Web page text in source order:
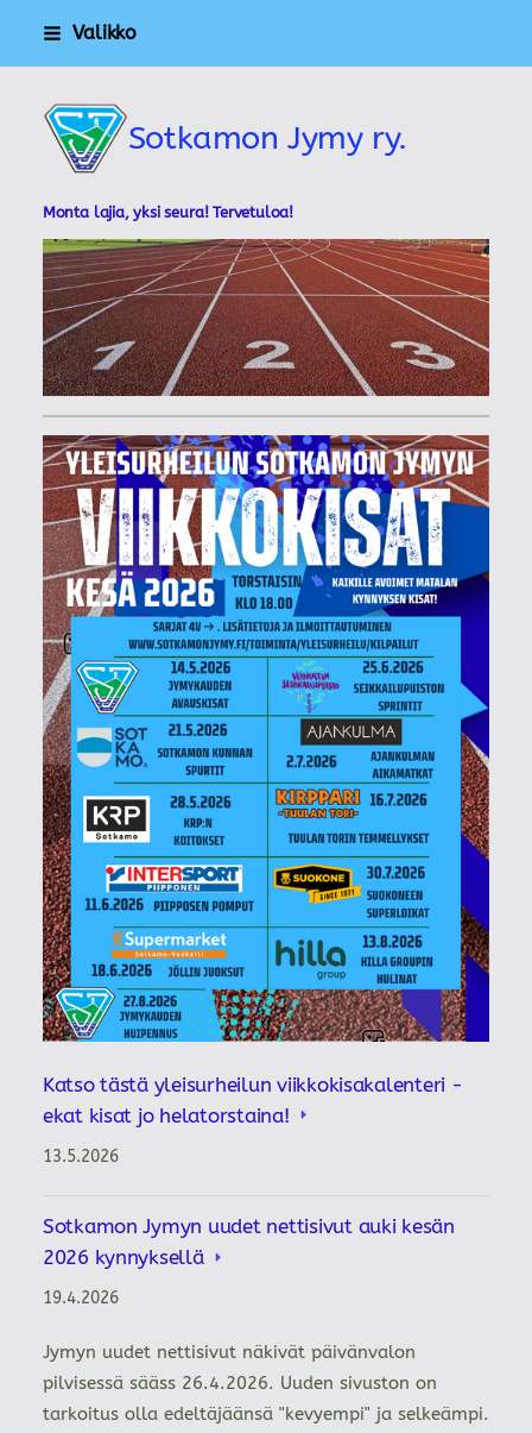
Siirry
Valikko
Sotkamon Jymy ry.
Monta lajia, yksi seura! Tervetuloa!
Katso tästä yleisurheilun viikkokisakalenteri -
ekat kisat jo helatorstaina!
13.5.2026
Sotkamon Jymyn uudet nettisivut auki kesän
2026 kynnyksellä
19.4.2026
Jymyn uudet nettisivut näkivät päivänvalon
pilvisessä sääss 26.4.2026. Uuden sivuston on
tarkoitus olla edeltäjäänsä "kevyempi" ja selkeämpi.